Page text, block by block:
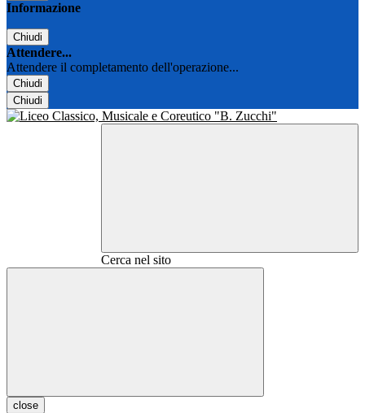
Informazione
Chiudi
Attendere...
Attendere il completamento dell'operazione...
Chiudi
Chiudi
Cerca nel sito
close